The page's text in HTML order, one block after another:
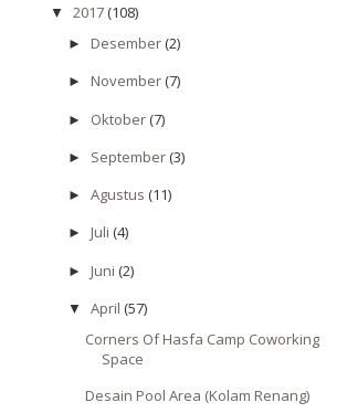
▼ 2017(108)
► Desember(2)
► November(7)
► Oktober(7)
► September(3)
► Agustus (11)
► Juli (4)
► Juni (2)
▼ April (57)
Corners Of Hasfa Camp Coworking
Space
Desain Pool Area (Kolam Renang)